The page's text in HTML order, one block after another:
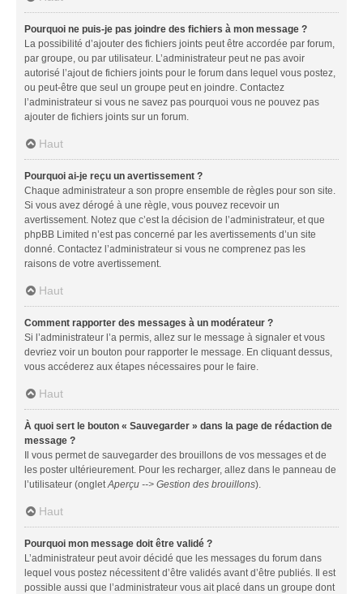
Pourquoi ne puis-je pas joindre des fichiers à mon message ?
La possibilité d’ajouter des fichiers joints peut être accordée par forum,
par groupe, ou par utilisateur. L’administrateur peut ne pas avoir
autorisé l’ajout de fichiers joints pour le forum dans lequel vous postez,
ou peut-être que seul un groupe peut en joindre. Contactez
l’administrateur si vous ne savez pas pourquoi vous ne pouvez pas
ajouter de fichiers joints sur un forum.
Haut
Pourquoi ai-je reçu un avertissement ?
Chaque administrateur a son propre ensemble de règles pour son site.
Si vous avez dérogé à une règle, vous pouvez recevoir un
avertissement. Notez que c’est la décision de l’administrateur, et que
phpBB Limited n’est pas concerné par les avertissements d’un site
donné. Contactez l’administrateur si vous ne comprenez pas les
raisons de votre avertissement.
Haut
Comment rapporter des messages à un modérateur ?
Si l’administrateur l’a permis, allez sur le message à signaler et vous
devriez voir un bouton pour rapporter le message. En cliquant dessus,
vous accéderez aux étapes nécessaires pour le faire.
Haut
À quoi sert le bouton « Sauvegarder » dans la page de rédaction de
message ?
Il vous permet de sauvegarder des brouillons de vos messages et de
les poster ultérieurement. Pour les recharger, allez dans le panneau de
l’utilisateur (ongletAperçu --> Gestion des brouillons).
Haut
Pourquoi mon message doit être validé ?
L’administrateur peut avoir décidé que les messages du forum dans
lequel vous postez nécessitent d’être validés avant d’être publiés. Il est
possible aussi que l’administrateur vous ait placé dans un groupe dont